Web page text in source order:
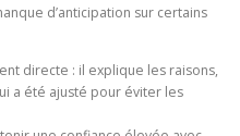
d’anticipation sur certains
directe : il explique les raisons,
a été ajusté pour éviter les